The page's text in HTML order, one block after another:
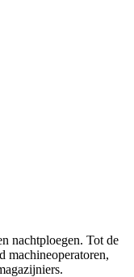
nachtploegen. Tot de
machineoperatoren,